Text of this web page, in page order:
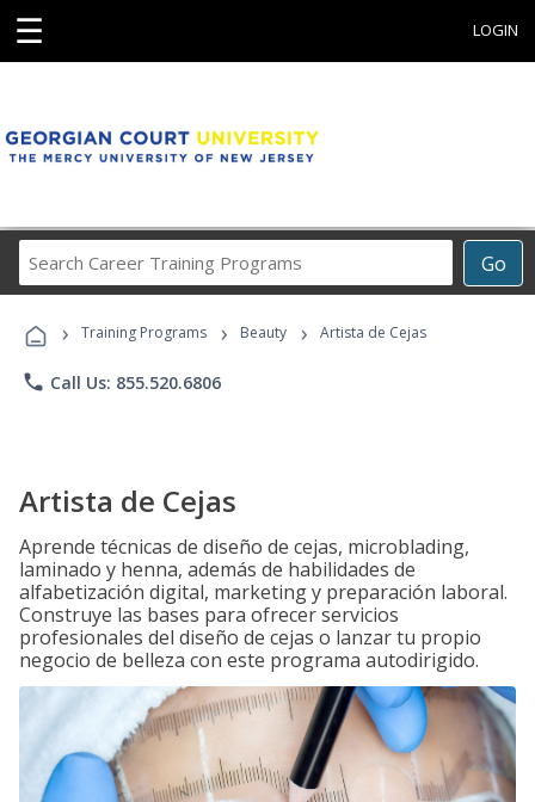
☰ LOGIN
Go
Career
Programs
› Training Programs › Beauty › Artista de Cejas
phone Call Us: 855.520.6806
Artista de Cejas
Aprende técnicas de diseño de cejas, microblading,
laminado y henna, además de habilidades de
alfabetización digital, marketing y preparación laboral.
Construye las bases para ofrecer servicios
profesionales del diseño de cejas o lanzar tu propio
negocio de belleza con este programa autodirigido.